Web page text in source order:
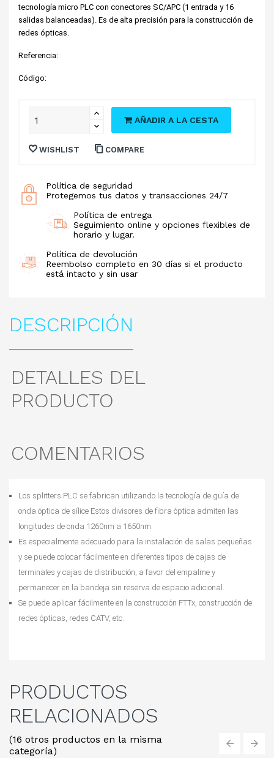
tecnología micro PLC con conectores SC/APC (1 entrada y 16
salidas balanceadas). Es de alta precisión para la construcción de
redes ópticas.
Referencia:
Código:
AÑADIR A LA CESTA
WISHLIST COMPARE
Política de seguridad
Protegemos tus datos y transacciones 24/7
Política de entrega
Seguimiento online y opciones flexibles de
horario y lugar.
Política de devolución
Reembolso completo en 30 días si el producto
está intacto y sin usar
DESCRIPCIÓN
DETALLES DEL
PRODUCTO
COMENTARIOS
Los splitters PLC se fabrican utilizando la tecnología de guía de
onda óptica de sílice Estos divisores de fibra óptica admiten las
longitudes de onda 1260nm a 1650nm.
Es especialmente adecuado para la instalación de salas pequeñas
y se puede colocar fácilmente en diferentes tipos de cajas de
terminales y cajas de distribución, a favor del empalme y
permanecer en la bandeja sin reserva de espacio adicional.
Se puede aplicar fácilmente en la construcción FTTx, construcción de
redes ópticas, redes CATV, etc.
PRODUCTOS
RELACIONADOS
(16 otros productos en la misma
categoría)